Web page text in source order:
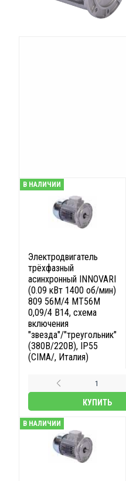
В НАЛИЧИИ
Электродвигатель
трёхфазный
асинхронный INNOVARI
(0.09 кВт 1400 об/мин)
809 56M/4 MT56M
0,09/4 B14, схема
включения
"звезда"/"треугольник"
(380В/220В), IP55
(CIMA/, Италия)
КУПИТЬ
В НАЛИЧИИ